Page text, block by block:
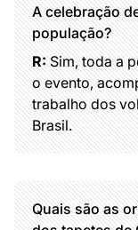
A celebração
população?
R:Sim, toda a
o evento,
trabalho dos
Brasil.
Quais são as